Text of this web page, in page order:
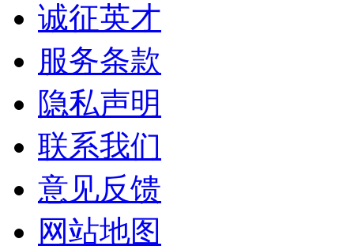
诚征英才
服务条款
隐私声明
联系我们
意见反馈
网站地图